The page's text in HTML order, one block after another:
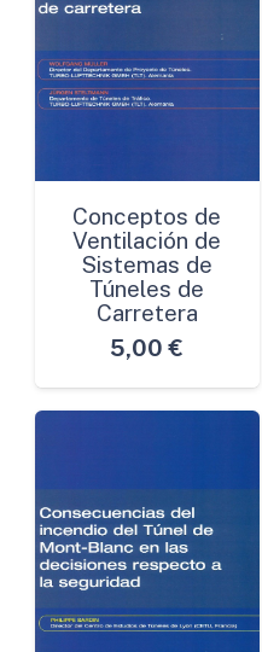
Conceptos de
Ventilación de
Sistemas de
Túneles de
Carretera
5,00 €